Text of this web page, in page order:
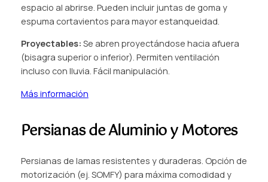
espacio al abrirse. Pueden incluir juntas de goma y
espuma cortavientos para mayor estanqueidad.
Proyectables: Se abren proyectándose hacia afuera
(bisagra superior o inferior). Permiten ventilación
incluso con lluvia. Fácil manipulación.
Más información
Persianas de Aluminio y Motores
Persianas de lamas resistentes y duraderas. Opción de
motorización (ej. SOMFY) para máxima comodidad y